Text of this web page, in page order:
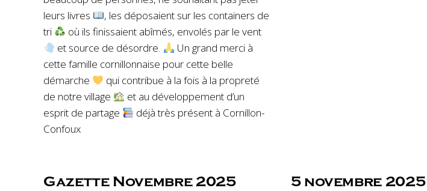
leurs livres
, les déposaient sur les containers de
tri
où ils finissaient abîmés, envolés par le vent
et source de désordre.
Un grand merci à
cette famille cornillonnaise pour cette belle
démarche
qui contribue à la fois à la propreté
de notre village
et au développement d’un
esprit de partage
déjà très présent à Cornillon-
Confoux
Gazette Novembre 2025 5 novembre 2025